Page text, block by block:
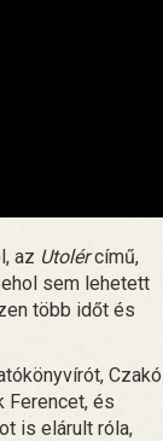
az Utolércímű,
sem lehetett
több időt és
Czakó
Ferencet, és
is elárult róla,